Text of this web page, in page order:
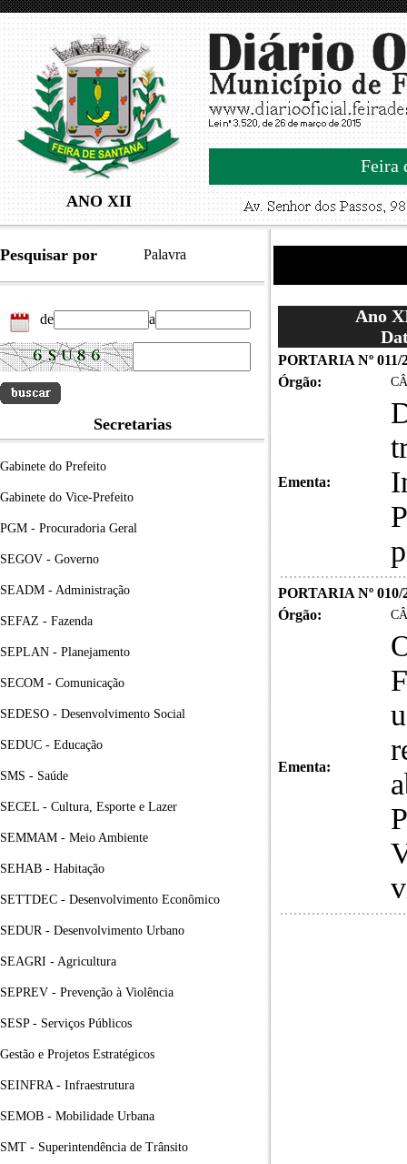
ANO XII
Feira
Pesquisar por Palavra
de a
Secretarias
Gabinete do Prefeito
Gabinete do Vice-Prefeito
PGM - Procuradoria Geral
SEGOV - Governo
SEADM - Administração
SEFAZ - Fazenda
SEPLAN - Planejamento
SECOM - Comunicação
SEDESO - Desenvolvimento Social
SEDUC - Educação
SMS - Saúde
SECEL - Cultura, Esporte e Lazer
SEMMAM - Meio Ambiente
SEHAB - Habitação
SETTDEC - Desenvolvimento Econômico
SEDUR - Desenvolvimento Urbano
SEAGRI - Agricultura
SEPREV - Prevenção à Violência
SESP - Serviços Públicos
Gestão e Projetos Estratégicos
SEINFRA - Infraestrutura
SEMOB - Mobilidade Urbana
SMT - Superintendência de Trânsito
Ano
PORTARIA Nº 011/
Órgão:
Ementa:
PORTARIA Nº
Órgão:
Ementa: